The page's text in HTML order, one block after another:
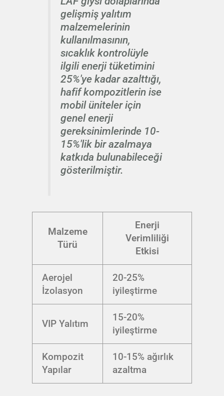
gelişmiş yalıtım
malzemelerinin
kullanılmasının,
sıcaklık kontrolüyle
ilgili enerji tüketimini
25%'ye kadar azalttığı,
hafif kompozitlerin ise
mobil üniteler için
genel enerji
gereksinimlerinde 10-
15%'lik bir azalmaya
katkıda bulunabileceği
gösterilmiştir.
Malzeme
Türü
Enerji
Verimliliği
Etkisi
Aerojel
İzolasyon
20-25%
iyileştirme
VIP Yalıtım
15-20%
iyileştirme
Kompozit
Yapılar
10-15% ağırlık
azaltma